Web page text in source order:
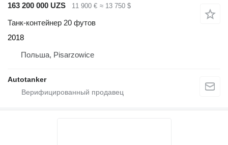
163 200 000 UZS
11 900 € ≈ 13 750 $
Танк-контейнер 20 футов
2018
Польша, Pisarzowice
Autotanker